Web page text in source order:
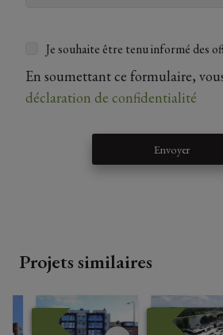
Je souhaite être tenu informé des
En soumettant ce formulaire,
déclaration de confidentialité
Envoyer
Projets similaires